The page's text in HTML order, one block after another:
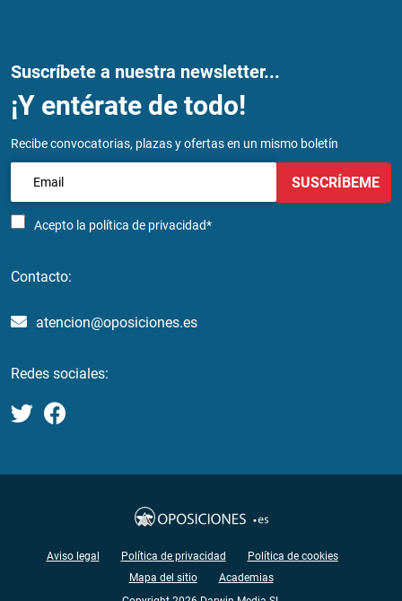
Suscríbete a nuestra newsletter...
¡Y entérate de todo!
Recibe convocatorias, plazas y ofertas en un mismo boletín
Acepto la política de privacidad*
SUSCRÍBEME
Contacto:
atencion@oposiciones.es
Redes sociales:
Aviso legal Política de privacidad
Política de cookies
Mapa del sitio
Academias